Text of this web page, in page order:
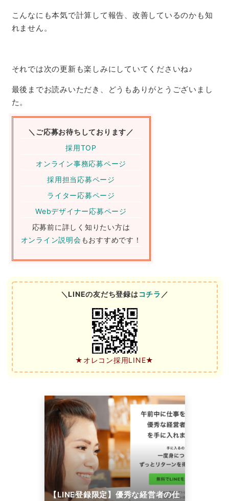
こんなにも本気で計算して報告、改善しているのかも知
れません。
それでは次の更新も楽しみにしていてくださいね♪
最後までお読みいただき、どうもありがとうございまし
た。
＼ご応募お待ちしております／
採用TOP
オンライン事務応募ページ
採用担当応募ページ
ライター応募ページ
Webデザイナー応募ページ
応募前に詳しく知りたい方は
オンライン説明会もおすすめです！
＼LINEの友だち登録はコチラ ／
★オレコン採用LINE★
【LINE登録限定】優秀な経営者の仕